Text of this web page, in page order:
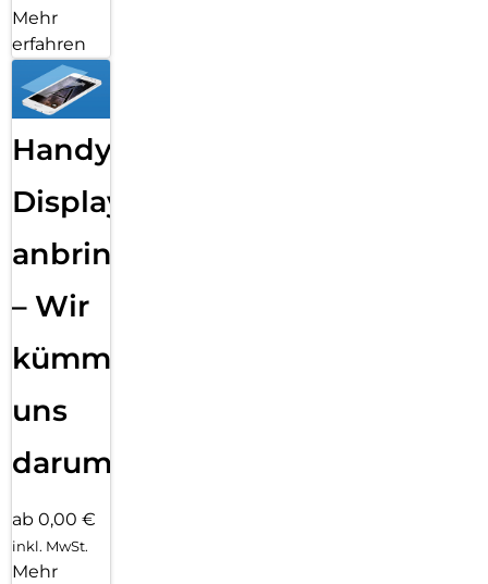
Mehr
erfahren
Handy
Displayfolie
anbringen
– Wir
kümmern
uns
darum!
ab 0,00 €
inkl. MwSt.
Mehr